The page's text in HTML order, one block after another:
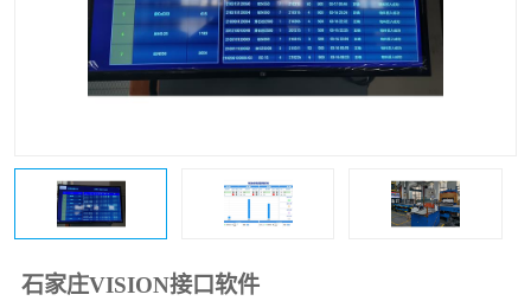
石家庄VISION接口软件
PDA手持终端WinCE上位
机软件
自动化监控软件定制
WMS和WCS二合一 自动化仓库WMS
运动控制上位机软件 车间电子看板
物流线调度控制软件